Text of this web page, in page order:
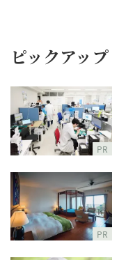
ピックアップ
PR
PR